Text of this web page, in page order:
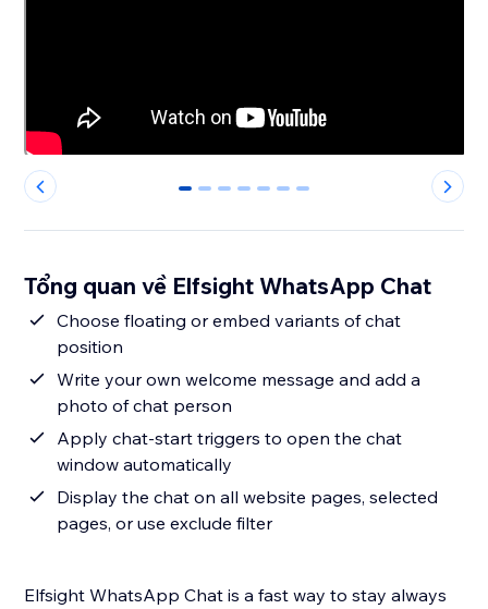
0 1 2 3 4 5 6
Tổng quan về Elfsight WhatsApp Chat
Сhoose floating or embed variants of chat
position
Write your own welcome message and add a
photo of chat person
Apply chat-start triggers to open the chat
window automatically
Display the chat on all website pages, selected
pages, or use exclude filter
Elfsight WhatsApp Chat is a fast way to stay always